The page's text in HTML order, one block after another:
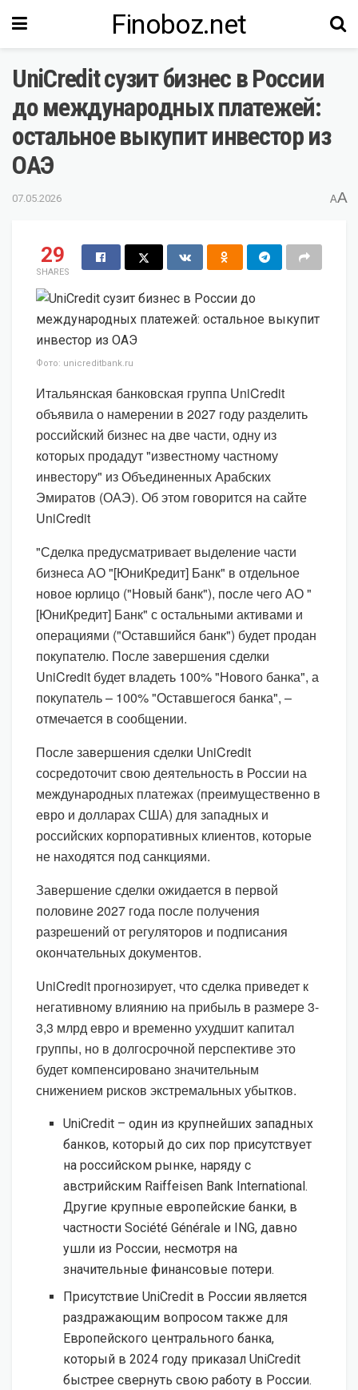
Finoboz.net
UniCredit сузит бизнес в России
до международных платежей:
остальное выкупит инвестор из
ОАЭ
07.05.2026 AA
29
SHARES
Фото: unicreditbank.ru
Итальянская банковская группа UniCredit
объявила о намерении в 2027 году разделить
российский бизнес на две части, одну из
которых продадут "известному частному
инвестору" из Объединенных Арабских
Эмиратов (ОАЭ). Об этом говорится на сайте
UniCredit
"Сделка предусматривает выделение части
бизнеса АО "[ЮниКредит] Банк" в отдельное
новое юрлицо ("Новый банк"), после чего АО "
[ЮниКредит] Банк" с остальными активами и
операциями ("Оставшийся банк") будет продан
покупателю. После завершения сделки
UniCredit будет владеть 100% "Нового банка", а
покупатель – 100% "Оставшегося банка", –
отмечается в сообщении.
После завершения сделки UniCredit
сосредоточит свою деятельность в России на
международных платежах (преимущественно в
евро и долларах США) для западных и
российских корпоративных клиентов, которые
не находятся под санкциями.
Завершение сделки ожидается в первой
половине 2027 года после получения
разрешений от регуляторов и подписания
окончательных документов.
UniCredit прогнозирует, что сделка приведет к
негативному влиянию на прибыль в размере 3-
3,3 млрд евро и временно ухудшит капитал
группы, но в долгосрочной перспективе это
будет компенсировано значительным
снижением рисков экстремальных убытков.
UniCredit – один из крупнейших западных
банков, который до сих пор присутствует
на российском рынке, наряду с
австрийским Raiffeisen Bank International.
Другие крупные европейские банки, в
частности Société Générale и ING, давно
ушли из России, несмотря на
значительные финансовые потери.
Присутствие UniCredit в России является
раздражающим вопросом также для
Европейского центрального банка,
который в 2024 году приказал UniCredit
быстрее свернуть свою работу в России.